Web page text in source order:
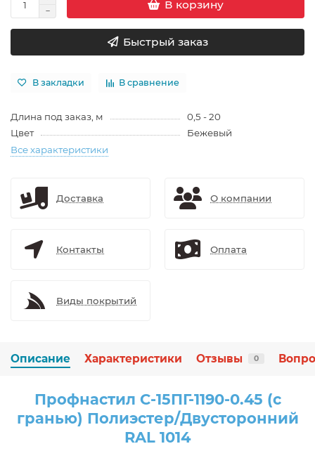
В корзину
Быстрый заказ
В закладки В сравнение
Длина под заказ, м
0,5 - 20
Цвет
Бежевый
Все характеристики
Доставка О компании
Контакты Оплата
Виды покрытий
Описание Характеристики Отзывы 0
Профнастил С-15ПГ-1190-0.45 (с
гранью) Полиэстер/Двусторонний
RAL 1014